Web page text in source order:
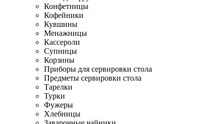
Конфетницы
Кофейники
Кувшины
Менажницы
Кассероли
Супницы
Корзины
Приборы для сервировки стола
Предметы сервировки стола
Тарелки
Турки
Фужеры
Хлебницы